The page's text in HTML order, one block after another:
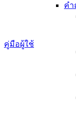
คำ
คู่มือผู้ใช้